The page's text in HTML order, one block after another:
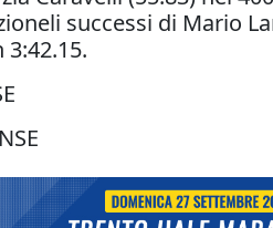
successi di Mario